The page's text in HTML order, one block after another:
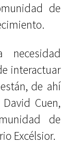
de
necesidad
interactuar
de ahí
Cuen,
de
Excélsior.